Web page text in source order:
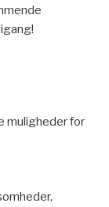
muligheder for